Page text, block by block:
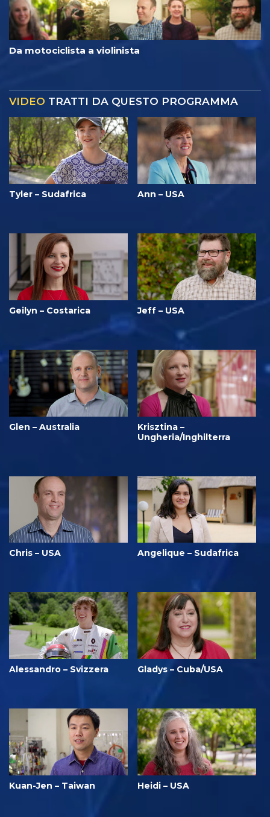
Da motociclista a violinista
VIDEO TRATTI DA QUESTO PROGRAMMA
Tyler – Sudafrica Ann – USA
Geilyn – Costarica Jeff – USA
Glen – Australia
Krisztina –
Ungheria/Inghilterra
Chris – USA Angelique – Sudafrica
Alessandro – Svizzera Gladys – Cuba/USA
Kuan-Jen – Taiwan Heidi – USA